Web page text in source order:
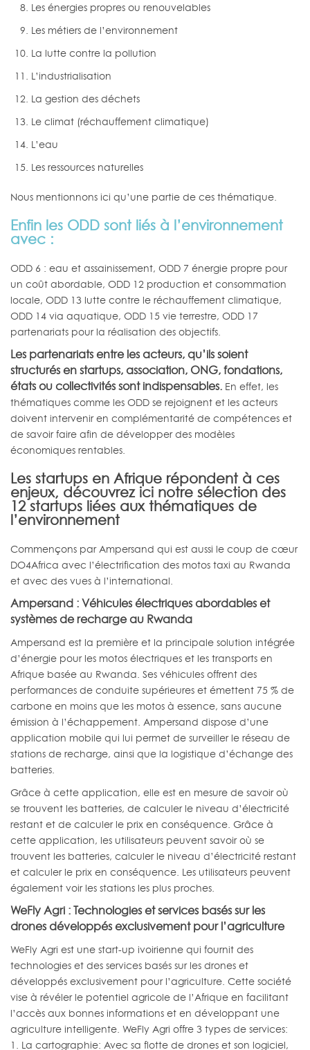
Les énergies propres ou renouvelables
Les métiers de l’environnement
La lutte contre la pollution
L’industrialisation
La gestion des déchets
Le climat (réchauffement climatique)
L’eau
Les ressources naturelles
Nous mentionnons ici qu’une partie de ces thématique.
Enfin les ODD sont liés à l’environnement
avec :
ODD 6 : eau et assainissement, ODD 7 énergie propre pour
un coût abordable, ODD 12 production et consommation
locale, ODD 13 lutte contre le réchauffement climatique,
ODD 14 via aquatique, ODD 15 vie terrestre, ODD 17
partenariats pour la réalisation des objectifs.
Les partenariats entre les acteurs, qu’ils soient
structurés en startups, association, ONG, fondations,
états ou collectivités sont indispensables. En effet, les
thématiques comme les ODD se rejoignent et les acteurs
doivent intervenir en complémentarité de compétences et
de savoir faire afin de développer des modèles
économiques rentables.
Les startups en Afrique répondent à ces
enjeux, découvrez ici notre sélection des
12 startups liées aux thématiques de
l’environnement
Commençons par Ampersand qui est aussi le coup de cœur
DO4Africa avec l’électrification des motos taxi au Rwanda
et avec des vues à l’international.
Ampersand : Véhicules électriques abordables et
systèmes de recharge au Rwanda
Ampersand est la première et la principale solution intégrée
d’énergie pour les motos électriques et les transports en
Afrique basée au Rwanda. Ses véhicules offrent des
performances de conduite supérieures et émettent 75 % de
carbone en moins que les motos à essence, sans aucune
émission à l’échappement. Ampersand dispose d’une
application mobile qui lui permet de surveiller le réseau de
stations de recharge, ainsi que la logistique d’échange des
batteries.
Grâce à cette application, elle est en mesure de savoir où
se trouvent les batteries, de calculer le niveau d’électricité
restant et de calculer le prix en conséquence. Grâce à
cette application, les utilisateurs peuvent savoir où se
trouvent les batteries, calculer le niveau d’électricité restant
et calculer le prix en conséquence. Les utilisateurs peuvent
également voir les stations les plus proches.
WeFly Agri : Technologies et services basés sur les
drones développés exclusivement pour l’agriculture
WeFly Agri est une start-up ivoirienne qui fournit des
technologies et des services basés sur les drones et
développés exclusivement pour l’agriculture. Cette société
vise à révéler le potentiel agricole de l’Afrique en facilitant
l’accès aux bonnes informations et en développant une
agriculture intelligente. WeFly Agri offre 3 types de services:
1. La cartographie: Avec sa flotte de drones et son logiciel,